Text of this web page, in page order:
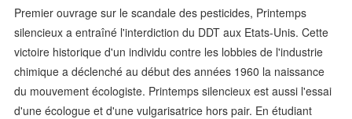
Premier ouvrage sur le scandale des pesticides, Printemps
silencieux a entraîné l'interdiction du DDT aux Etats-Unis. Cette
victoire historique d'un individu contre les lobbies de l'industrie
chimique a déclenché au début des années 1960 la naissance
du mouvement écologiste. Printemps silencieux est aussi l'essai
d'une écologue et d'une vulgarisatrice hors pair. En étudiant